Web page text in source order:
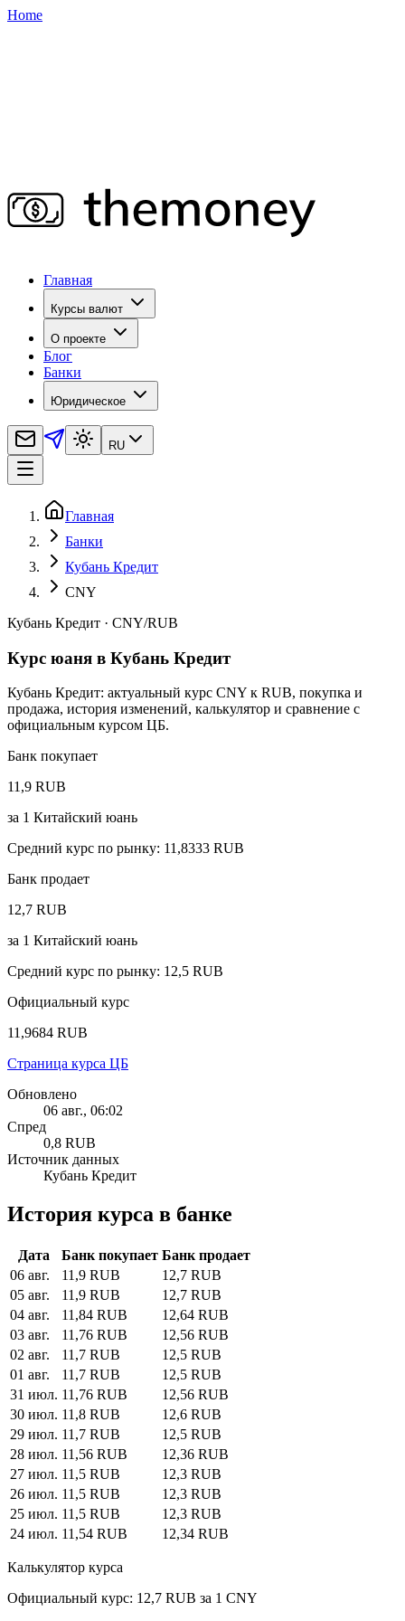
Home
Главная
Курсы валют
О проекте
Блог
Банки
Юридическое
RU
Главная
Банки
Кубань Кредит
CNY
Кубань Кредит · CNY/RUB
Курс юаня в Кубань Кредит
Кубань Кредит: актуальный курс CNY к RUB, покупка и
продажа, история изменений, калькулятор и сравнение с
официальным курсом ЦБ.
Банк покупает
11,9 RUB
за 1 Китайский юань
Средний курс по рынку: 11,8333 RUB
Банк продает
12,7 RUB
за 1 Китайский юань
Средний курс по рынку: 12,5 RUB
Официальный курс
11,9684 RUB
Страница курса ЦБ
Обновлено
06 авг., 06:02
Спред
0,8 RUB
Источник данных
Кубань Кредит
История курса в банке
Дата Банк покупает Банк продает
06 авг.
11,9 RUB
12,7 RUB
05 авг.
11,9 RUB
12,7 RUB
04 авг.
11,84 RUB
12,64 RUB
03 авг.
11,76 RUB
12,56 RUB
02 авг.
11,7 RUB
12,5 RUB
01 авг.
11,7 RUB
12,5 RUB
31 июл. 11,76 RUB
12,56 RUB
30 июл. 11,8 RUB
12,6 RUB
29 июл. 11,7 RUB
12,5 RUB
28 июл. 11,56 RUB
12,36 RUB
27 июл. 11,5 RUB
12,3 RUB
26 июл. 11,5 RUB
12,3 RUB
25 июл. 11,5 RUB
12,3 RUB
24 июл. 11,54 RUB 12,34 RUB
Калькулятор курса
Официальный курс: 12,7 RUB за 1 CNY